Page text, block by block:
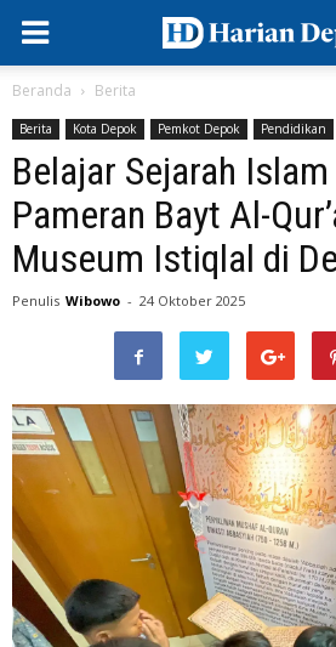
Beranda Berita
Berita Kota Depok Pemkot Depok Pendidikan
Belajar Sejarah
Pameran Bayt Al-
Museum Istiqlal di
Penulis Wibowo - 24 Oktober 2025